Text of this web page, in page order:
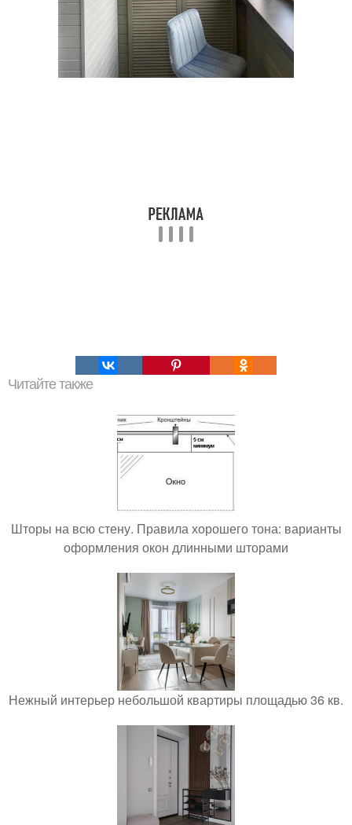
Читайте также
Шторы на всю стену. Правила хорошего тона: варианты
оформления окон длинными шторами
Нежный интерьер небольшой квартиры площадью 36 кв.